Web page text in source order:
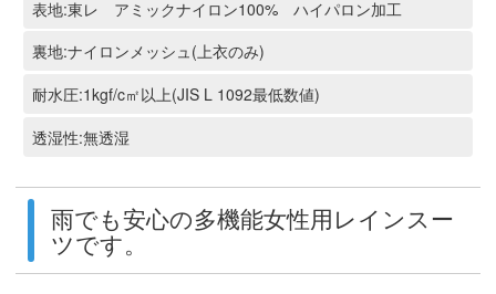
表地:東レ アミックナイロン100% ハイパロン加工
裏地:ナイロンメッシュ(上衣のみ)
耐水圧:1kgf/c㎡以上(JIS L 1092最低数値)
透湿性:無透湿
雨でも安心の多機能女性用レインスー
ツです。